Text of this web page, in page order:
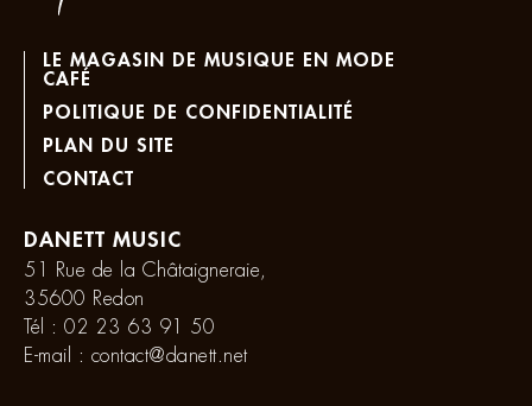
LE MAGASIN DE MUSIQUE EN MODE
CAFÉ
POLITIQUE DE CONFIDENTIALITÉ
PLAN DU SITE
CONTACT
DANETT MUSIC
51 Rue de la Châtaigneraie,
35600 Redon
Tél : 02 23 63 91 50
E-mail : contact@danett.net